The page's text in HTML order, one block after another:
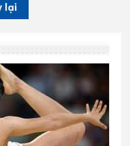
lại